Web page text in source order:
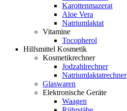
Karottenmazerat
Aloe Vera
Natriumlaktat
Vitamine
Tocopherol
Hilfsmittel Kosmetik
Kosmetikrechner
Jodzahlrechner
Natriumlaktatrechner
Glaswaren
Elektronische Geräte
Waagen